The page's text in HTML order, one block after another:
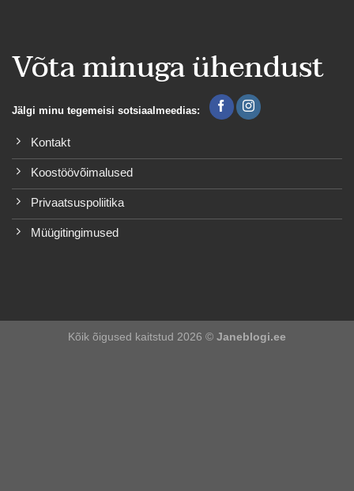
Võta minuga ühendust
Jälgi minu tegemeisi sotsiaalmeedias:
Kontakt
Koostöövõimalused
Privaatsuspoliitika
Müügitingimused
Kõik õigused kaitstud 2026 © Janeblogi.ee